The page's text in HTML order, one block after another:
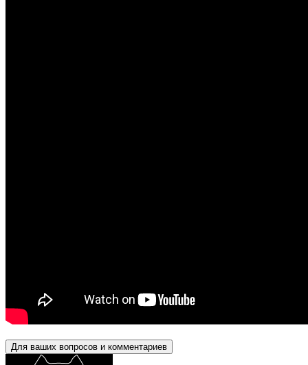
Для ваших вопросов и комментариев